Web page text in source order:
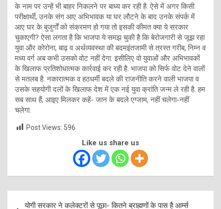
के नाम पर उन्हें भी बाहर निकलने पर बाध्य कर रही है. ऐसे में अगर किसी
परीक्षार्थी, उनके संग आए अभिभावक या घर लौटने के बाद उनके संपर्क में
आए घर के बुजुर्गों को संक्रमण हो गया तो इसकी कीमत क्या ये सरकार
चुकाएगी? ऐसा लगता है कि भाजपा ये समझ चुकी है कि बेरोजगारी से जूझ रहा
युवा और कोरोना, बाढ़ व अर्थव्यवस्था की बदमइंतजामी से त्रस्त गरीब, निम्न व
मध्य वर्ग अब कभी उसको वोट नहीं देगा. इसीलिए वो युवाओं और अभिभावकों
के खिलाफ प्रतिशोधात्मक कार्रवाई कर रही है. भाजपा को सिर्फ वोट देने वालों
से मतलब है. नकारात्मक व हठधर्मी बदले की राजनीति करने वाली भाजपा व
उसके सहयोगी दलों के खिलाफ देश में एक नई युवा क्रांति जन्म ले रही है. हम
सब साथ हैं, आइए मिलकर कहें- जान के बदले एग्जाम, नहीं चलेगा-नहीं
चलेगा.
Post Views: 596
Like us share us
Post
योगी सरकार ने कलेक्‍टरों से पूछा- कितने ब्राह्मणों के पास है आर्म्‍स